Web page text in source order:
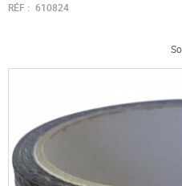
RÉF : 610824
Passer